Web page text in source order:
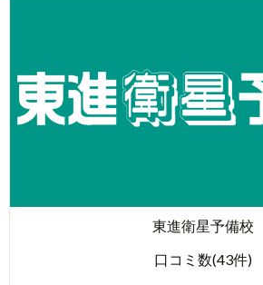
東進衛星予備校
口コミ数(43件)